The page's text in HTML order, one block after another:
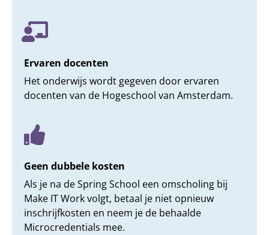
Ervaren docenten
Het onderwijs wordt gegeven door ervaren
docenten van de Hogeschool van Amsterdam.
Geen dubbele kosten
Als je na de Spring School een omscholing bij
Make IT Work volgt, betaal je niet opnieuw
inschrijfkosten en neem je de behaalde
Microcredentials mee.